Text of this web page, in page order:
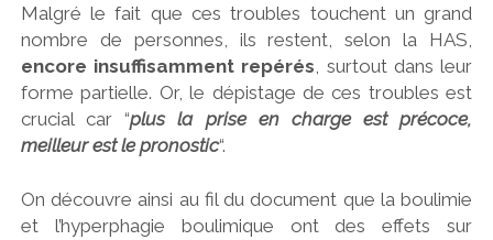
Malgré le fait que ces troubles touchent un grand
nombre de personnes, ils restent, selon la HAS,
encore insuffisamment repérés , surtout dans leur
forme partielle. Or, le dépistage de ces troubles est
crucial car “plus la prise en charge est précoce,
meilleur est le pronostic“.
On découvre ainsi au fil du document que la boulimie
et l’hyperphagie boulimique ont des effets sur